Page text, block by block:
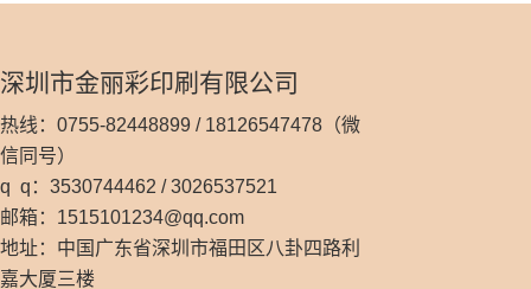
深圳市金丽彩印刷有限公司
热线：0755-82448899 / 18126547478（微
信同号）
q q：3530744462 / 3026537521
邮箱： 1515101234@qq.com
地址：中国广东省深圳市福田区八卦四路利
嘉大厦三楼